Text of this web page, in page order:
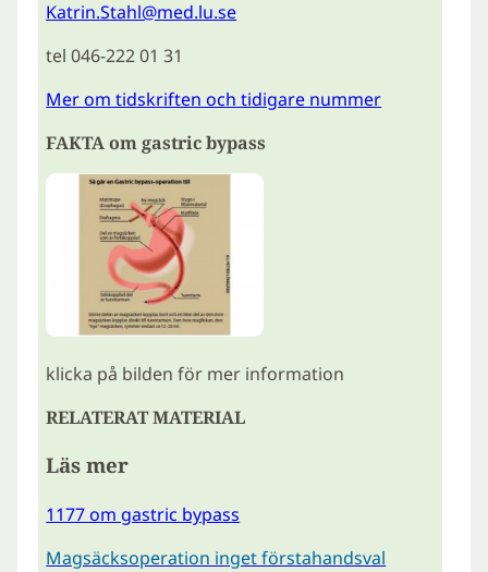
Katrin.Stahl@med.lu.se
tel 046-222 01 31
Mer om tidskriften och tidigare nummer
FAKTA om gastric bypass
klicka på bilden för mer information
RELATERAT MATERIAL
Läs mer
1177 om gastric bypass
Magsäcksoperation inget förstahandsval